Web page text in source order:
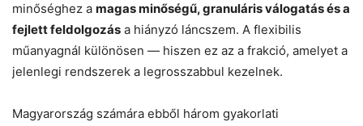
minőséghez a magas minőségű, granuláris válogatás és a
fejlett feldolgozás a hiányzó láncszem. A flexibilis
műanyagnál különösen — hiszen ez az a frakció, amelyet a
jelenlegi rendszerek a legrosszabbul kezelnek.
Magyarország számára ebből három gyakorlati